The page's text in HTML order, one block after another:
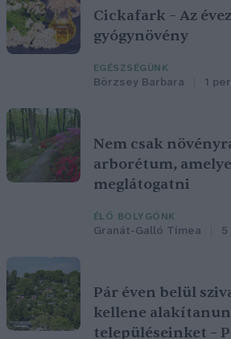
Cickafark – Az
gyógynövény
EGÉSZSÉGÜNK
Börzsey Barbara 1
Nem csak
arborétum,
meglátogatni
ÉLŐ BOLYGÓNK
Granát-Galló Tímea 5
Pár éven belül
kellene
településeinket –